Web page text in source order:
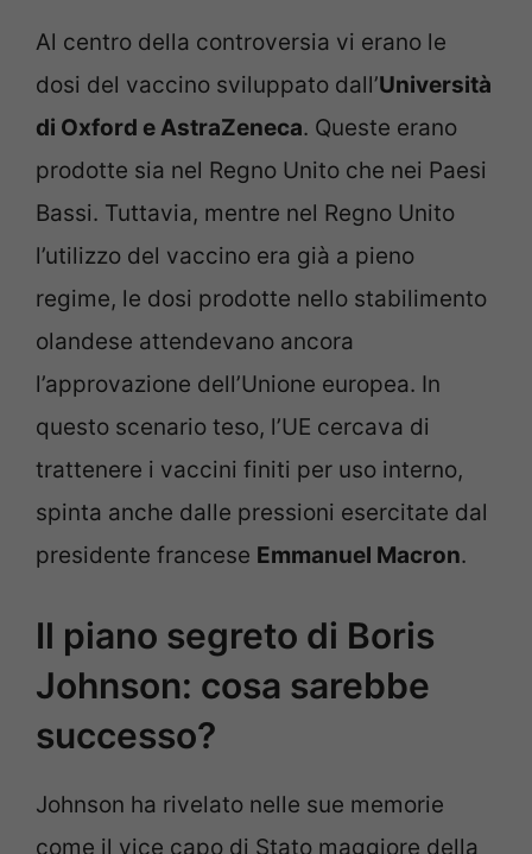
Al centro della controversia vi erano le
dosi del vaccino sviluppato dall’Università
di Oxford e AstraZeneca. Queste erano
prodotte sia nel Regno Unito che nei Paesi
Bassi. Tuttavia, mentre nel Regno Unito
l’utilizzo del vaccino era già a pieno
regime, le dosi prodotte nello stabilimento
olandese attendevano ancora
l’approvazione dell’Unione europea. In
questo scenario teso, l’UE cercava di
trattenere i vaccini finiti per uso interno,
spinta anche dalle pressioni esercitate dal
presidente francese Emmanuel Macron.
Il piano segreto di Boris
Johnson: cosa sarebbe
successo?
Johnson ha rivelato nelle sue memorie
come il vice capo di Stato maggiore della